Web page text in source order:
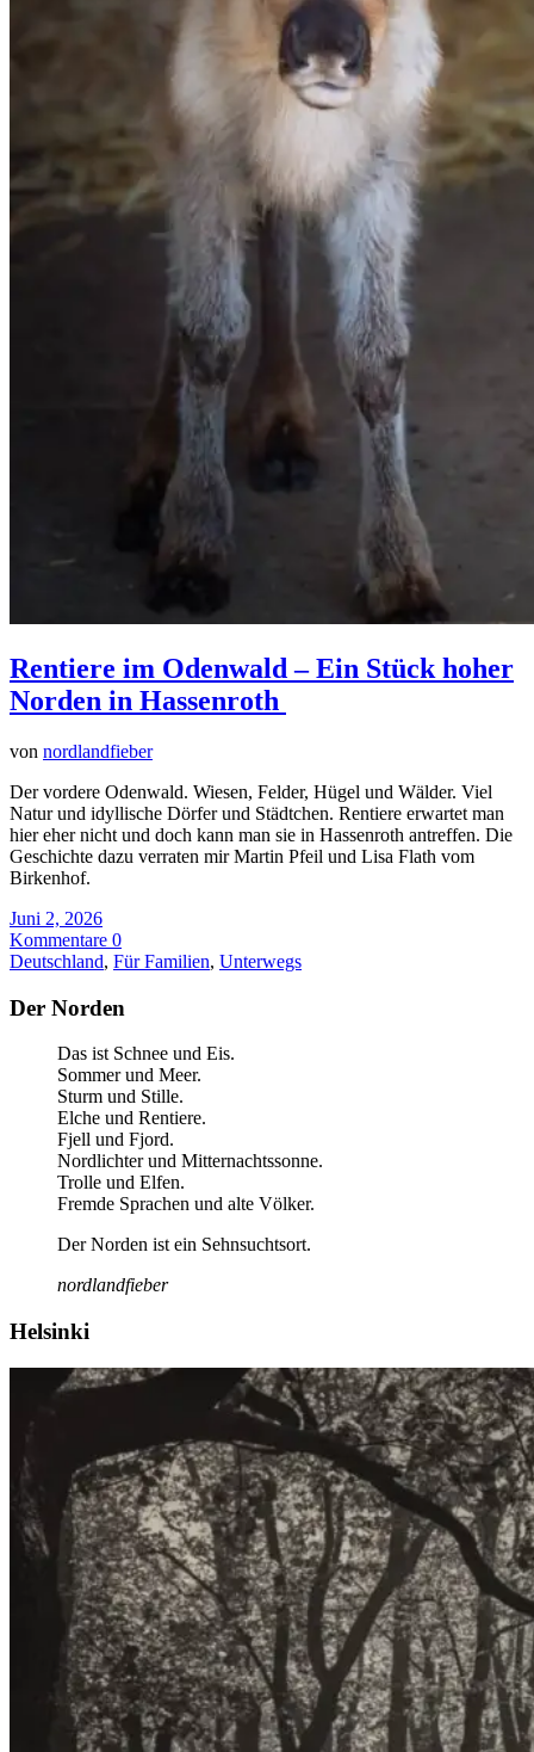
Rentiere im Odenwald – Ein Stück hoher
Norden in Hassenroth
von nordlandfieber
Der vordere Odenwald. Wiesen, Felder, Hügel und Wälder. Viel
Natur und idyllische Dörfer und Städtchen. Rentiere erwartet man
hier eher nicht und doch kann man sie in Hassenroth antreffen. Die
Geschichte dazu verraten mir Martin Pfeil und Lisa Flath vom
Birkenhof.
Juni 2, 2026
Kommentare 0
Deutschland, Für Familien, Unterwegs
Der Norden
Das ist Schnee und Eis.
Sommer und Meer.
Sturm und Stille.
Elche und Rentiere.
Fjell und Fjord.
Nordlichter und Mitternachtssonne.
Trolle und Elfen.
Fremde Sprachen und alte Völker.
Der Norden ist ein Sehnsuchtsort.
nordlandfieber
Helsinki